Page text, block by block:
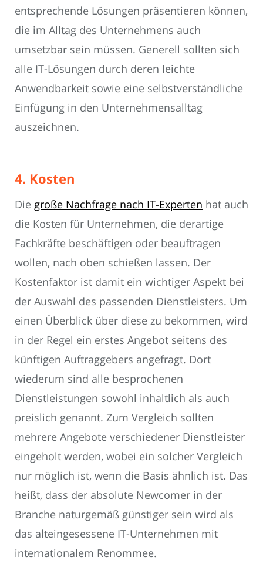
entsprechende Lösungen präsentieren können,
die im Alltag des Unternehmens auch
umsetzbar sein müssen. Generell sollten sich
alle IT-Lösungen durch deren leichte
Anwendbarkeit sowie eine selbstverständliche
Einfügung in den Unternehmensalltag
auszeichnen.
4. Kosten
Die große Nachfrage nach IT-Experten hat auch
die Kosten für Unternehmen, die derartige
Fachkräfte beschäftigen oder beauftragen
wollen, nach oben schießen lassen. Der
Kostenfaktor ist damit ein wichtiger Aspekt bei
der Auswahl des passenden Dienstleisters. Um
einen Überblick über diese zu bekommen, wird
in der Regel ein erstes Angebot seitens des
künftigen Auftraggebers angefragt. Dort
wiederum sind alle besprochenen
Dienstleistungen sowohl inhaltlich als auch
preislich genannt. Zum Vergleich sollten
mehrere Angebote verschiedener Dienstleister
eingeholt werden, wobei ein solcher Vergleich
nur möglich ist, wenn die Basis ähnlich ist. Das
heißt, dass der absolute Newcomer in der
Branche naturgemäß günstiger sein wird als
das alteingesessene IT-Unternehmen mit
internationalem Renommee.